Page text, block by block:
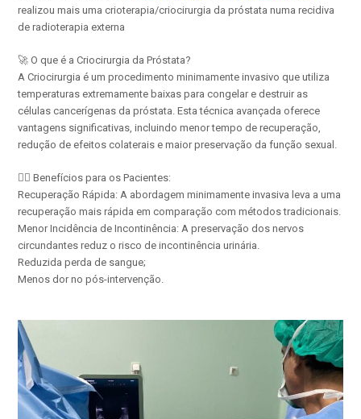
realizou mais uma crioterapia/criocirurgia da próstata numa recidiva
de radioterapia externa
🚀 O que é a Criocirurgia da Próstata?
A Criocirurgia é um procedimento minimamente invasivo que utiliza
temperaturas extremamente baixas para congelar e destruir as
células cancerígenas da próstata. Esta técnica avançada oferece
vantagens significativas, incluindo menor tempo de recuperação,
redução de efeitos colaterais e maior preservação da função sexual.
👨‍⚕️ Benefícios para os Pacientes:
Recuperação Rápida: A abordagem minimamente invasiva leva a uma
recuperação mais rápida em comparação com métodos tradicionais.
Menor Incidência de Incontinência: A preservação dos nervos
circundantes reduz o risco de incontinência urinária.
Reduzida perda de sangue;
Menos dor no pós-intervenção.